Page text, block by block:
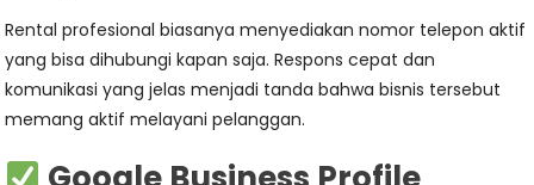
Rental profesional biasanya menyediakan nomor telepon aktif
yang bisa dihubungi kapan saja. Respons cepat dan
komunikasi yang jelas menjadi tanda bahwa bisnis tersebut
memang aktif melayani pelanggan.